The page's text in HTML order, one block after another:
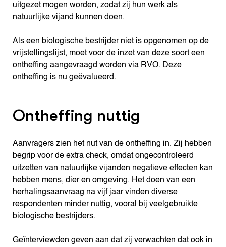
uitgezet mogen worden, zodat zij hun werk als
natuurlijke vijand kunnen doen.
Als een biologische bestrijder niet is opgenomen op de
vrijstellingslijst, moet voor de inzet van deze soort een
ontheffing aangevraagd worden via RVO. Deze
ontheffing is nu geëvalueerd.
Ontheffing nuttig
Aanvragers zien het nut van de ontheffing in. Zij hebben
begrip voor de extra check, omdat ongecontroleerd
uitzetten van natuurlijke vijanden negatieve effecten kan
hebben mens, dier en omgeving. Het doen van een
herhalingsaanvraag na vijf jaar vinden diverse
respondenten minder nuttig, vooral bij veelgebruikte
biologische bestrijders.
Geïnterviewden geven aan dat zij verwachten dat ook in